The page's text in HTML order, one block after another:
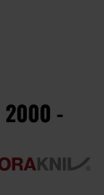
2000 -